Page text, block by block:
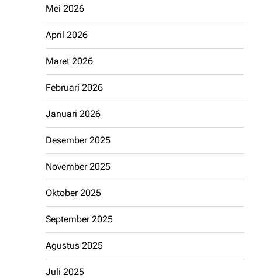
Mei 2026
April 2026
Maret 2026
Februari 2026
Januari 2026
Desember 2025
November 2025
Oktober 2025
September 2025
Agustus 2025
Juli 2025